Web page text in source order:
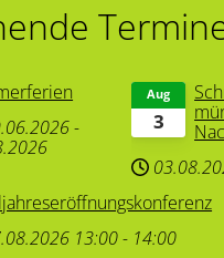
-
3
Aug
13:00- 14:00